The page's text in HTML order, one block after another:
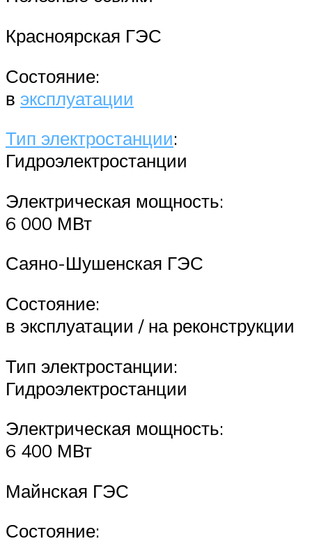
Красноярская ГЭС
Состояние:
в эксплуатации
Тип электростанции:
Гидроэлектростанции
Электрическая мощность:
6 000 МВт
Саяно-Шушенская ГЭС
Состояние:
в эксплуатации / на реконструкции
Тип электростанции:
Гидроэлектростанции
Электрическая мощность:
6 400 МВт
Майнская ГЭС
Состояние: